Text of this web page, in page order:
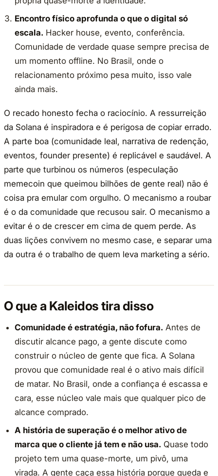
Encontro físico aprofunda o que o digital só
escala. Hacker house, evento, conferência.
Comunidade de verdade quase sempre precisa de
um momento offline. No Brasil, onde o
relacionamento próximo pesa muito, isso vale
ainda mais.
O recado honesto fecha o raciocínio. A ressurreição
da Solana é inspiradora e é perigosa de copiar errado.
A parte boa (comunidade leal, narrativa de redenção,
eventos, founder presente) é replicável e saudável. A
parte que turbinou os números (especulação
memecoin que queimou bilhões de gente real) não é
coisa pra emular com orgulho. O mecanismo a roubar
é o da comunidade que recusou sair. O mecanismo a
evitar é o de crescer em cima de quem perde. As
duas lições convivem no mesmo case, e separar uma
da outra é o trabalho de quem leva marketing a sério.
O que a Kaleidos tira disso
Comunidade é estratégia, não fofura. Antes de
discutir alcance pago, a gente discute como
construir o núcleo de gente que fica. A Solana
provou que comunidade real é o ativo mais difícil
de matar. No Brasil, onde a confiança é escassa e
cara, esse núcleo vale mais que qualquer pico de
alcance comprado.
A história de superação é o melhor ativo de
marca que o cliente já tem e não usa. Quase todo
projeto tem uma quase-morte, um pivô, uma
virada. A gente caça essa história porque queda e